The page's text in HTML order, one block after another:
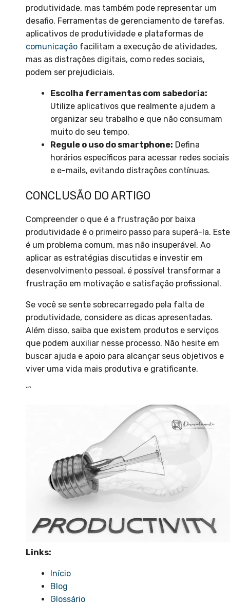
produtividade, mas também pode representar um
desafio. Ferramentas de gerenciamento de tarefas,
aplicativos de produtividade e plataformas de
comunicação facilitam a execução de atividades,
mas as distrações digitais, como redes sociais,
podem ser prejudiciais.
Escolha ferramentas com sabedoria:
Utilize aplicativos que realmente ajudem a
organizar seu trabalho e que não consumam
muito do seu tempo.
Regule o uso do smartphone: Defina
horários específicos para acessar redes sociais
e e-mails, evitando distrações contínuas.
CONCLUSÃO DO ARTIGO
Compreender o que é a frustração por baixa
produtividade é o primeiro passo para superá-la. Este
é um problema comum, mas não insuperável. Ao
aplicar as estratégias discutidas e investir em
desenvolvimento pessoal, é possível transformar a
frustração em motivação e satisfação profissional.
Se você se sente sobrecarregado pela falta de
produtividade, considere as dicas apresentadas.
Além disso, saiba que existem produtos e serviços
que podem auxiliar nesse processo. Não hesite em
buscar ajuda e apoio para alcançar seus objetivos e
viver uma vida mais produtiva e gratificante.
“`
Links:
Início
Blog
Glossário